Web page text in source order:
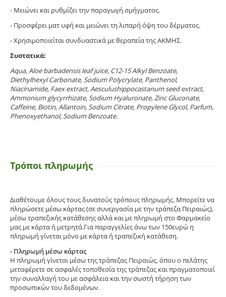
- Μειώνει και ρυθμίζει την παραγωγή σμήγματος.
- Προσφέρει ματ υφή και μειώνει τη λιπαρή όψη του δέρματος.
- Χρησιμοποιείται συνδυαστικά με θεραπεία της ΑΚΜΗΣ.
Συστατικά:
Aqua, Aloe barbadensis leaf juice, C12-15 Alkyl Benzoate,
Diethylhexyl Carbonate, Sodium Polycrylate, Panthenol,
Niacinamide, Faex extract, Aesculushippocastanum seed extract,
Ammonium glycyrrhizate, Sodium Hyaluronate, Zinc Gluconate,
Caffeine, Biotin, Allantoin, Sodium Citrate, Propylene Glycol, Parfum,
Phenoxyethanol, Sodium Benzoate.
Τρόποι πληρωμής
Διαθέτουμε όλους τους δυνατούς τρόπους πληρωμής. Μπορείτε να
πληρώσετε μέσω κάρτας (σε συνεργασία με την τράπεζα Πειραιώς),
μέσω τραπεζικής κατάθεσης αλλά και με πληρωμή στο Φαρμακείο
μας με κάρτα ή μετρητά.Για παραγγελίες άνω των 150ευρώ η
πληρωμή γίνεται μόνο με κάρτα ή τραπεζική κατάθεση.
- Πληρωμή μέσω κάρτας
Η πληρωμή γίνεται μέσω της τράπεζας Πειραιώς, όπου ο πελάτης
μεταφέρετε σε ασφαλές τοποθεσία της τράπεζας και πραγματοποιεί
την συναλλαγή του με ασφάλεια και την σωστή τήρηση των
προσωπικών του δεδομένων.